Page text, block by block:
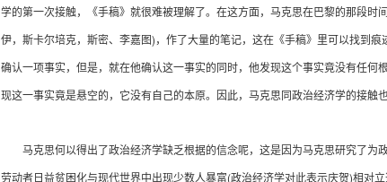
学的第一次接触，《手稿》就很难被理解了。在这方面，马克思在巴黎的那段时间
伊，斯卡尔培克，斯密、李嘉图) ，作了大量的笔记，这在《手稿》里可以找到痕
确认一项事实，但是，就在他确认这一事实的同时，他发现这个事实竟没有任
现这一事实竟是悬空的，它没有自己的本原。因此，马克思同政治经济学的接触
马克思何以得出了政治经济学缺乏根据的信念呢，这是因为马克思研究了为
劳动者日益贫困化与现代世界中出现少数人暴富(政治经济学对此表示庆贺)相对